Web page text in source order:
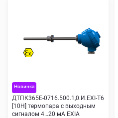
Новинка
ДТПК365Е-0716.500.1,0.И.ЕХI-Т6
[10Н] термопара с выходным
сигналом 4…20 мА EXIA